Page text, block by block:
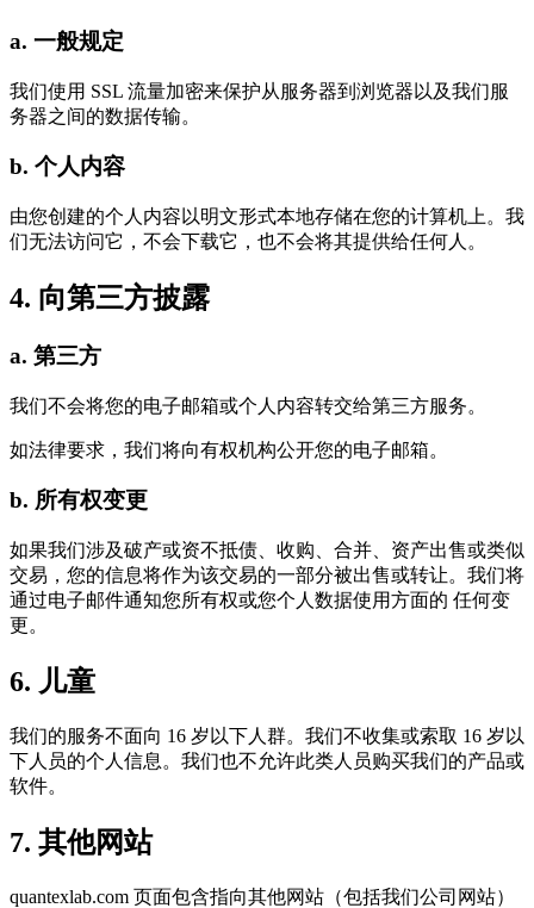
a. 一般规定
我们使用 SSL 流量加密来保护从服务器到浏览器以及我们服
务器之间的数据传输。
b. 个人内容
由您创建的个人内容以明文形式本地存储在您的计算机上。我
们无法访问它，不会下载它，也不会将其提供给任何人。
4. 向第三方披露
a. 第三方
我们不会将您的电子邮箱或个人内容转交给第三方服务。
如法律要求，我们将向有权机构公开您的电子邮箱。
b. 所有权变更
如果我们涉及破产或资不抵债、收购、合并、资产出售或类似
交易，您的信息将作为该交易的一部分被出售或转让。我们将
通过电子邮件通知您所有权或您个人数据使用方面的 任何变
更。
6. 儿童
我们的服务不面向 16 岁以下人群。我们不收集或索取 16 岁以
下人员的个人信息。我们也不允许此类人员购买我们的产品或
软件。
7. 其他网站
quantexlab.com 页面包含指向其他网站（包括我们公司网站）